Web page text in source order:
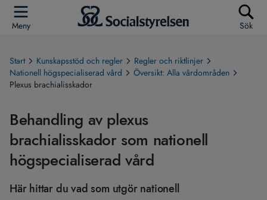
Meny Sök
Start Kunskapsstöd och regler
Regler och riktlinjer
Nationell högspecialiserad vård
Översikt: Alla vårdområden
Plexus brachialisskador
Behandling av plexus
brachialisskador som nationell
högspecialiserad vård
Här hittar du vad som utgör nationell